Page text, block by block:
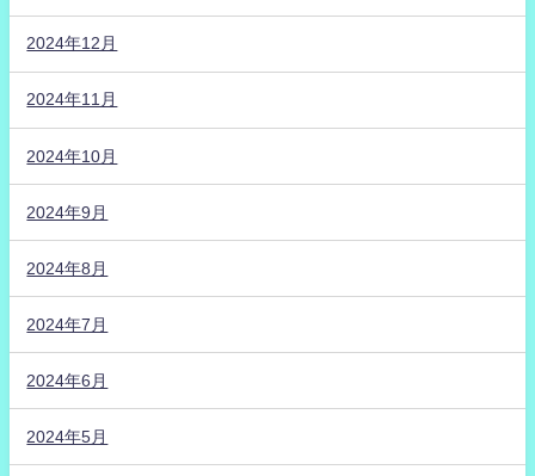
2024年12月
2024年11月
2024年10月
2024年9月
2024年8月
2024年7月
2024年6月
2024年5月